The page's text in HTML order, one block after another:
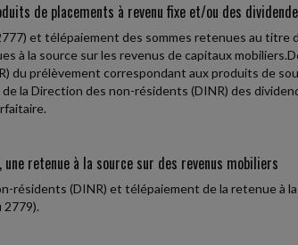
de placements à revenu fixe et/ou des
et télépaiement des sommes retenues au
à la source sur les revenus de capitaux
du prélèvement correspondant aux produits de
la Direction des non-résidents (DINR) des
retenue à la source sur des revenus mobiliers
résidents (DINR) et télépaiement de la retenue à
2779).